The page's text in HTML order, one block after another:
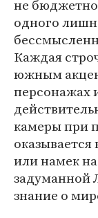
не
одного
Каждая
южным
персонажах
камеры при
или намек
задуманной
знание о